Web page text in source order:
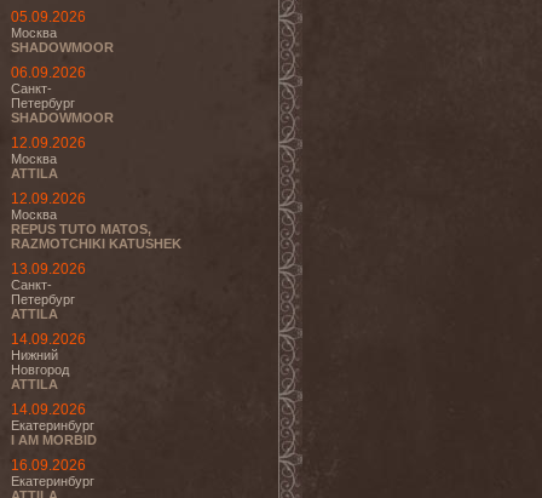
05.09.2026
Москва
SHADOWMOOR
06.09.2026
Санкт-
Петербург
SHADOWMOOR
12.09.2026
Москва
ATTILA
12.09.2026
Москва
REPUS TUTO MATOS,
RAZMOTCHIKI KATUSHEK
13.09.2026
Санкт-
Петербург
ATTILA
14.09.2026
Нижний
Новгород
ATTILA
14.09.2026
Екатеринбург
I AM MORBID
16.09.2026
Екатеринбург